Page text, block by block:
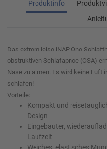
Produktinfo
Das extrem leise iNAP One
obstruktiven Schlafapnoe (OSA)
Nase zu atmen. Es wird keine Luft
schlafen!
Vorteile:
Kompakt und
Design
Eingebauter,
Laufzeit
Weiches, elastisches